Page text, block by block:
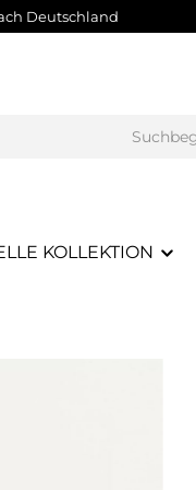
Deutschland
KOLLEKTION